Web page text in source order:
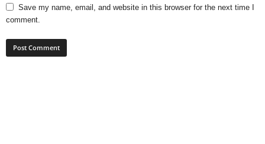
Save my name, email, and website in this browser for the next time I
comment.